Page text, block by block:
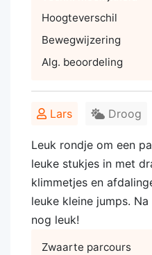
Hoogteverschil
Bewegwijzering
Alg. beoordeling
Lars Droog
Leuk rondje om een
leuke stukjes in met
klimmetjes en
leuke kleine jumps.
nog leuk!
Zwaarte parcours